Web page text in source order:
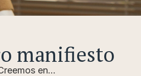
manifiesto
en…